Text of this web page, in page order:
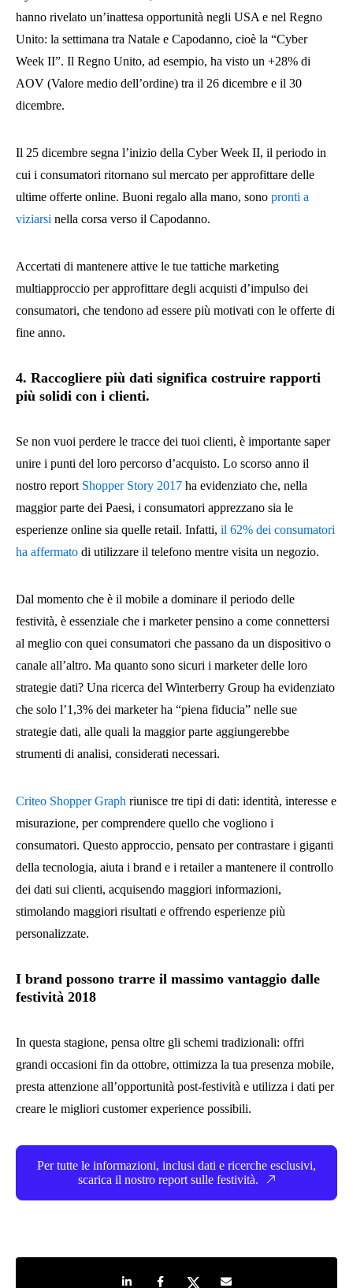
hanno rivelato un’inattesa opportunità negli USA e nel Regno
Unito: la settimana tra Natale e Capodanno, cioè la “Cyber
Week II”. Il Regno Unito, ad esempio, ha visto un +28% di
AOV (Valore medio dell’ordine) tra il 26 dicembre e il 30
dicembre.
Il 25 dicembre segna l’inizio della Cyber Week II, il periodo in
cui i consumatori ritornano sul mercato per approfittare delle
ultime offerte online. Buoni regalo alla mano, sono pronti a
viziarsi nella corsa verso il Capodanno.
Accertati di mantenere attive le tue tattiche marketing
multiapproccio per approfittare degli acquisti d’impulso dei
consumatori, che tendono ad essere più motivati con le offerte di
fine anno.
4. Raccogliere più dati significa costruire rapporti
più solidi con i clienti.
Se non vuoi perdere le tracce dei tuoi clienti, è importante saper
unire i punti del loro percorso d’acquisto. Lo scorso anno il
nostro report Shopper Story 2017 ha evidenziato che, nella
maggior parte dei Paesi, i consumatori apprezzano sia le
esperienze online sia quelle retail. Infatti, il 62% dei consumatori
ha affermato di utilizzare il telefono mentre visita un negozio.
Dal momento che è il mobile a dominare il periodo delle
festività, è essenziale che i marketer pensino a come connettersi
al meglio con quei consumatori che passano da un dispositivo o
canale all’altro. Ma quanto sono sicuri i marketer delle loro
strategie dati? Una ricerca del Winterberry Group ha evidenziato
che solo l’1,3% dei marketer ha “piena fiducia” nelle sue
strategie dati, alle quali la maggior parte aggiungerebbe
strumenti di analisi, considerati necessari.
Criteo Shopper Graph riunisce tre tipi di dati: identità, interesse e
misurazione, per comprendere quello che vogliono i
consumatori. Questo approccio, pensato per contrastare i giganti
della tecnologia, aiuta i brand e i retailer a mantenere il controllo
dei dati sui clienti, acquisendo maggiori informazioni,
stimolando maggiori risultati e offrendo esperienze più
personalizzate.
I brand possono trarre il massimo vantaggio dalle
festività 2018
In questa stagione, pensa oltre gli schemi tradizionali: offri
grandi occasioni fin da ottobre, ottimizza la tua presenza mobile,
presta attenzione all’opportunità post-festività e utilizza i dati per
creare le migliori customer experience possibili.
Per tutte le informazioni, inclusi dati e ricerche esclusivi,
scarica il nostro report sulle festività.
Share on LinkedIn
Share on Facebook
Share on TwitterShare by e-mail